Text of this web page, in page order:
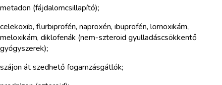
metadon (fájdalomcsillapító);
celekoxib, flurbiprofén, naproxén, ibuprofén, lornoxikám,
meloxikám, diklofenák (nem-szteroid gyulladáscsökkentő
gyógyszerek);
szájon át szedhető fogamzásgátlók;